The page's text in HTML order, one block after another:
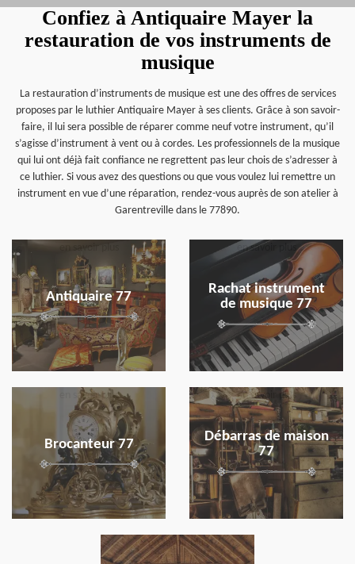
Confiez à Antiquaire Mayer la
restauration de vos instruments de
musique
La restauration d’instruments de musique est une des offres de services
proposes par le luthier Antiquaire Mayer à ses clients. Grâce à son savoir-
faire, il lui sera possible de réparer comme neuf votre instrument, qu’il
s’agisse d’instrument à vent ou à cordes. Les professionnels de la musique
qui lui ont déjà fait confiance ne regrettent pas leur chois de s’adresser à
ce luthier. Si vous avez des questions ou que vous voulez lui remettre un
instrument en vue d’une réparation, rendez-vous auprès de son atelier à
Garentreville dans le 77890.
Antiquaire 77
en savoir plus
Rachat instrument
de musique 77
en savoir plus
Brocanteur 77
en savoir plus
Débarras de maison
77
en savoir plus
en savoir plus